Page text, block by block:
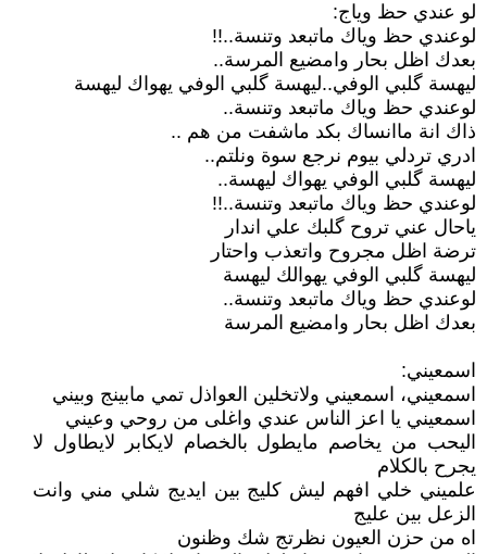
لو عندي حظ وياج:
لوعندي حظ وياك ماتبعد وتنسة..!!
بعدك اظل بحار وامضيع المرسة..
ليهسة گلبي الوفي..ليهسة گلبي الوفي يهواك ليهسة
لوعندي حظ وياك ماتبعد وتنسة..
ذاك انة ماانساك بكد ماشفت من هم ..
ادري تردلي بيوم نرجع سوة ونلتم..
ليهسة گلبي الوفي يهواك ليهسة..
لوعندي حظ وياك ماتبعد وتنسة..!!
ياحال عني تروح گلبك علي اندار
ترضة اظل مجروح واتعذب واحتار
ليهسة گلبي الوفي يهوالك ليهسة
لوعندي حظ وياك ماتبعد وتنسة..
بعدك اظل بحار وامضيع المرسة
اسمعيني:
اسمعيني، اسمعيني ولاتخلين العواذل تمي مابينج وبيني
اسمعيني يا اعز الناس عندي واغلى من روحي وعيني
اليحب من يخاصم مايطول بالخصام لايكابر لايطاول لا
يجرح بالكلام
علميني خلي افهم ليش كليج بين ايديج شلي مني وانت
الزعل بين عليج
اه من حزن العيون نظرتج شك وظنون